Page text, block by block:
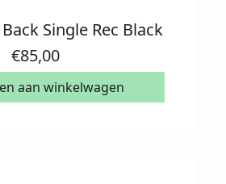
Single Rec Black
€85,00
aan winkelwagen